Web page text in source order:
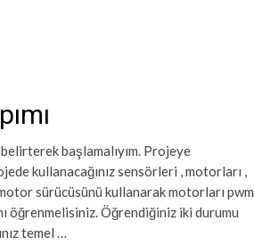
başlamalıyım. Projeye
kullanacağınız sensörleri , motorları ,
sürücüsünü kullanarak motorları pwm
öğrenmelisiniz. Öğrendiğiniz iki durumu
temel …